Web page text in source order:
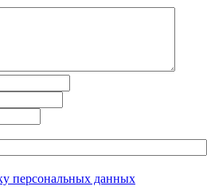
персональных данных